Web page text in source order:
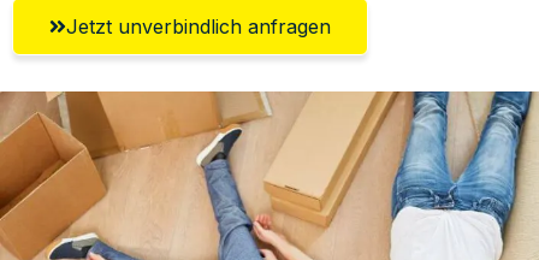
Jetzt unverbindlich anfragen